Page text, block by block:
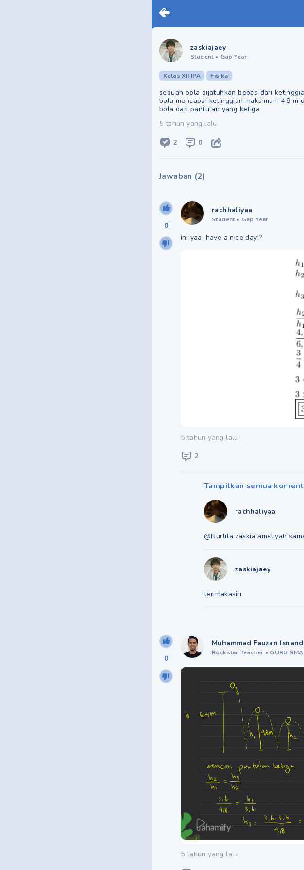
zaskiajaey
Student • Gap Year
Kelas XII IPA Fisika
sebuah bola dijatuhkan bebas dari
bola mencapai ketinggian maksimum 4,8
bola dari pantulan yang ketiga
5 tahun yang lalu
2 0
Jawaban (2)
0
rachhaliyaa
Student • Gap Year
ini yaa, have a nice day!?
5 tahun yang lalu
2
Tampilkan semua
rachhaliyaa
@Nurlita zaskia amaliyah
zaskiajaey
terimakasih
0
Muhammad Fauzan
Rockstar Teacher • GURU SMA
5 tahun yang lalu